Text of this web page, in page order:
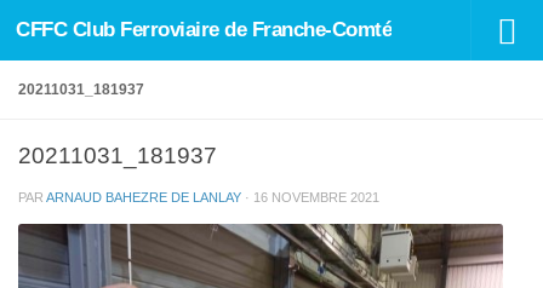
Skip to content
CFFC Club Ferroviaire de Franche-Comté
20211031_181937
20211031_181937
PAR ARNAUD BAHEZRE DE LANLAY · 16 NOVEMBRE 2021